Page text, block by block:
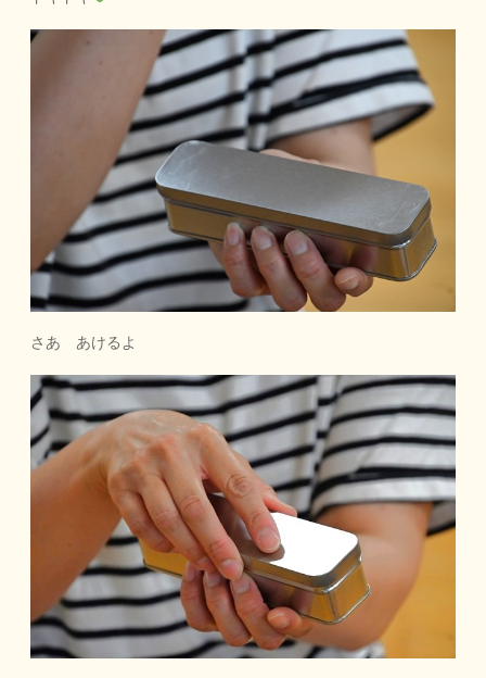
さあ あけるよ